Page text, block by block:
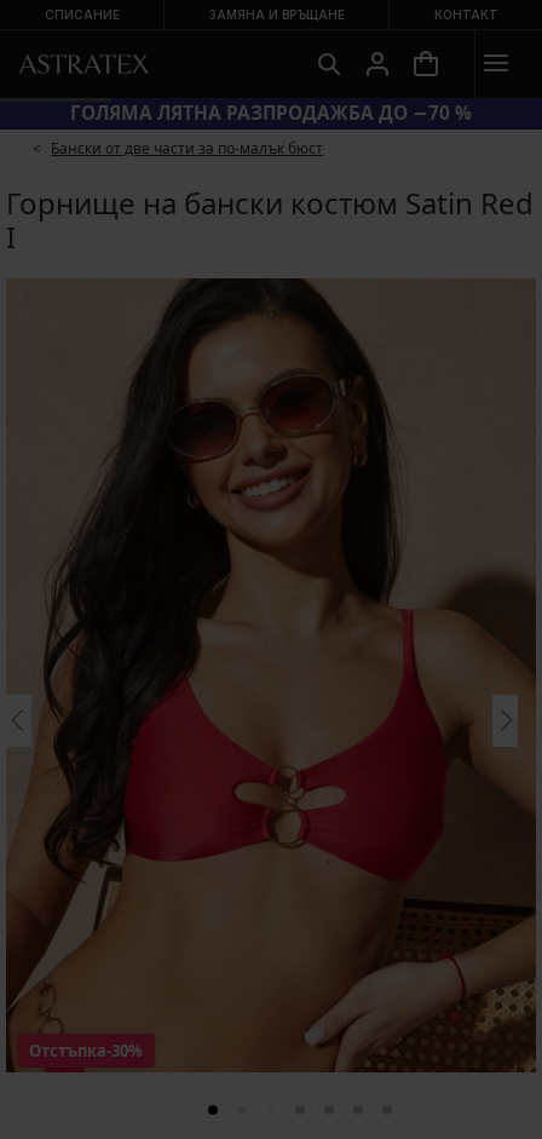
СПИСАНИЕ ЗАМЯНА И ВРЪЩАНЕ КОНТАКТ
ГОЛЯМА ЛЯТНА РАЗПРОДАЖБА ДО −70 %
Бански от две части за по-малък бюст
Горнище на бански костюм Satin Red
I
Отстъпка-30%